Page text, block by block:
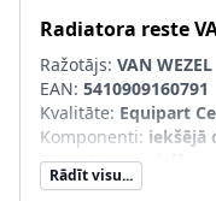
Radiatora reste
Ražotājs: VAN WEZEL
EAN: 5410909160791
Kvalitāte: Equipart
Komponenti: iekšējā
Garantija:ar
SVHC:Nesatur SVHC
Rādīt visu...